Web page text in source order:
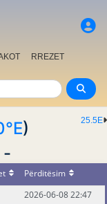
RREZET
25.5E
)
-
Përditësim
2026-06-08 22:47